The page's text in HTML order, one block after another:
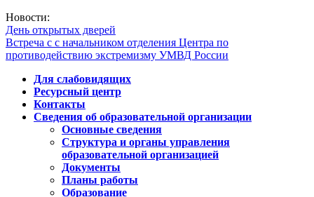
Новости:
День открытых дверей
Встреча с с начальником отделения Центра по
противодействию экстремизму УМВД России
Для слабовидящих
Ресурсный центр
Контакты
Сведения об образовательной организации
Основные сведения
Структура и органы управления
образовательной организацией
Документы
Планы работы
Образование